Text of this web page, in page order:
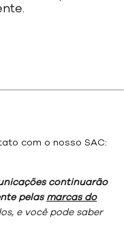
com o nosso SAC:
continuarão
pelas marcas do
e você pode saber